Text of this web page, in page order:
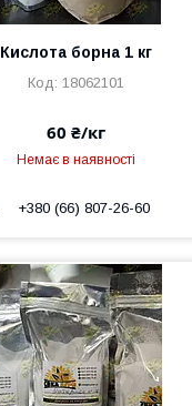
Кислота борна 1 кг
18062101
60 ₴/кг
Немає в наявності
+380 (66) 807-26-60